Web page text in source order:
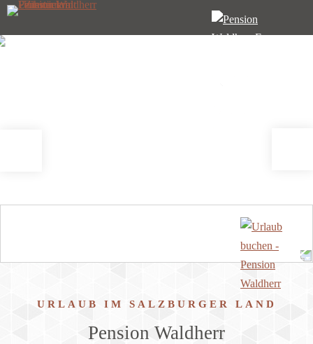
URLAUB IM SALZBURGER LAND
Pension Waldherr